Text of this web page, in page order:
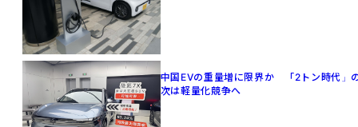
中国EVの重量増に限界か 「2トン時代」
次は軽量化競争へ